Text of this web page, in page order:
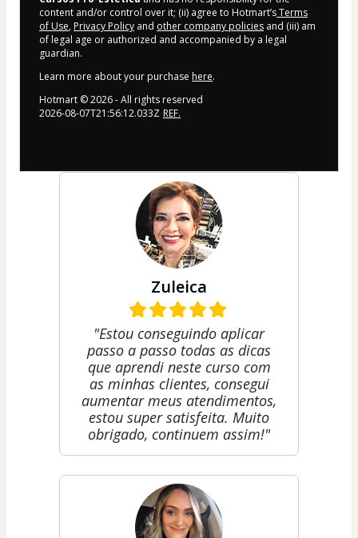
content and/or control over it; (ii) agree to Hotmart’sTerms
of Use, Privacy Policy and other company policies and (iii) am
of legal age or authorized and accompanied by a legal
guardian.
Learn more about your purchase here.
Hotmart ©2026- All rights reserved
2026-08-07T21:56:12.033Z REF.
Zuleica
"Estou conseguindo aplicar
passo a passo todas as dicas
que aprendi neste curso com
as minhas clientes, consegui
aumentar meus atendimentos,
estou super satisfeita. Muito
obrigado, continuem assim!"